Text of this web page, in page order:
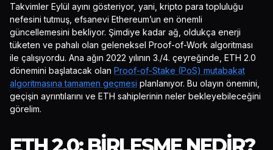
Takvimler Eylül ayını gösteriyor, yani, kripto para topluluğu
nefesini tutmuş, efsanevi Ethereum’un en önemli
güncellemesini bekliyor. Şimdiye kadar ağ, oldukça enerji
tüketen ve pahalı olan geleneksel Proof-of-Work algoritması
ile çalışıyordu. Ana ağın 2022 yılının 3./4. çeyreğinde, ETH 2.0
dönemini başlatacak olan Proof-of-Stake (PoS) mutabakat
algoritmasına tamamen geçmesi planlanıyor. Bu olayın önemini,
geçişin ayrıntılarını ve ETH sahiplerinin neler bekleyebileceğini
görelim.